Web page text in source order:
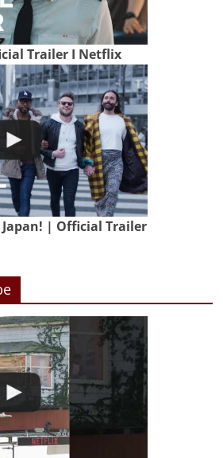
Trailer I Netflix
Japan! | Official Trailer